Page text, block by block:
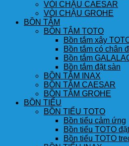
VÒI CHẬU CAESAR
VÒI CHẬU GROHE
BỒN TẮM
BỒN TẮM TOTO
Bồn tắm xây
Bồn tắm có chân
Bồn tắm
Bồn tắm đặt sàn
BỒN TẮM INAX
BỒN TẮM CAESAR
BỒN TẮM GROHE
BỒN TIỂU
BỒN TIỂU TOTO
Bồn tiểu cảm ứng
Bồn tiểu TOTO
Bồn tiểu TOTO